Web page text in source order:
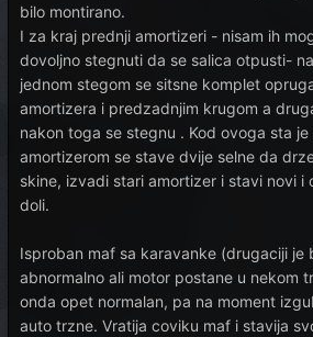
bilo montirano.
I za kraj prednji amortizeri - nisam ih
dovoljno stegnuti da se salica otpusti-
jednom stegom se sitsne komplet
amortizera i predzadnjim krugom a
nakon toga se stegnu . Kod ovoga sta
amortizerom se stave dvije selne da
skine, izvadi stari amortizer i stavi novi i
doli.
Isproban maf sa karavanke (drugaciji je
abnormalno ali motor postane u nekom
onda opet normalan, pa na moment
auto trzne. Vratija coviku maf i stavija